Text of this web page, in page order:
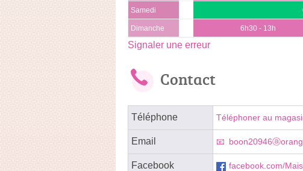
Samedi
Dimanche 6h30 - 13h
Signaler une erreur
Contact
Téléphone Téléphoner au
Email
Facebook facebook.com/